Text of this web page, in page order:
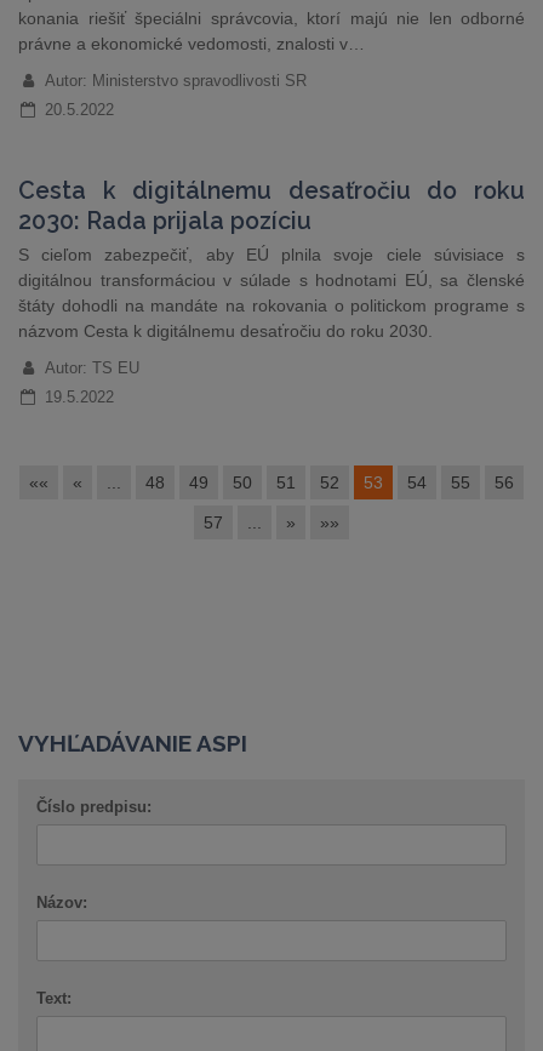
konania riešiť špeciálni správcovia, ktorí majú nie len odborné
právne a ekonomické vedomosti, znalosti v…
Autor: Ministerstvo spravodlivosti SR
20.5.2022
Cesta k digitálnemu desaťročiu do roku
2030: Rada prijala pozíciu
S cieľom zabezpečiť, aby EÚ plnila svoje ciele súvisiace s
digitálnou transformáciou v súlade s hodnotami EÚ, sa členské
štáty dohodli na mandáte na rokovania o politickom programe s
názvom Cesta k digitálnemu desaťročiu do roku 2030.
Autor: TS EU
19.5.2022
«« « 48 49 50 51 52 53 54 55 56
57 » »»
VYHĽADÁVANIE ASPI
Číslo predpisu:
Názov:
Text: